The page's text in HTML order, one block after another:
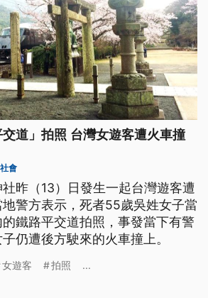
道」拍照 台灣女遊客遭火車撞
社會
昨（13）日發生一起台灣遊客遭
警方表示，死者55歲吳姓女子當
鐵路平交道拍照，事發當下有警
仍遭後方駛來的火車撞上。
女遊客 拍照 ...